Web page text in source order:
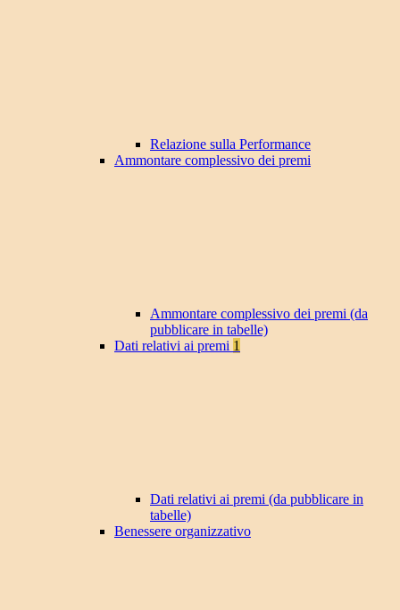
Relazione sulla Performance
Ammontare complessivo dei premi
Ammontare complessivo dei premi (da
pubblicare in tabelle)
Dati relativi ai premi 1
Dati relativi ai premi (da pubblicare in
tabelle)
Benessere organizzativo